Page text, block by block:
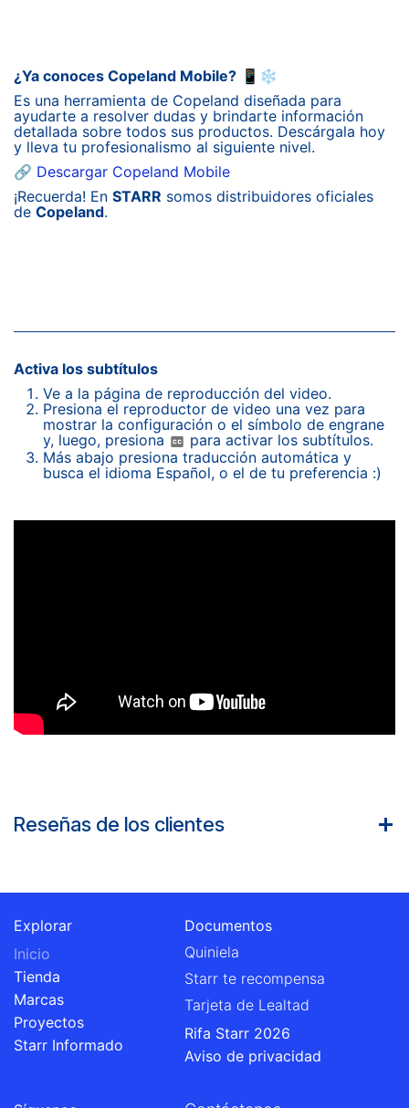
¿Ya conoces Copeland Mobile? 📱❄️
Es una herramienta de Copeland diseñada para
ayudarte a resolver dudas y brindarte información
detallada sobre todos sus productos. Descárgala hoy
y lleva tu profesionalismo al siguiente nivel.
🔗 Descargar Copeland Mobile
¡Recuerda! En STARR somos distribuidores oficiales
de Copeland.
Activa los subtítulos
Ve a la página de reproducción del video.
Presiona el reproductor de video una vez para
mostrar la configuración o el símbolo de engrane
y, luego, presiona
para activar los subtítulos.
Más abajo presiona traducción automática y
busca el idioma Español, o el de tu preferencia :)
Reseñas de los clientes
Explorar
Inicio
Tienda
Marcas
Proyectos
Starr Informado
Documentos
Quiniela
Starr te recompensa
Tarjeta de Lealtad
Rifa Starr 2026
Aviso de privacidad